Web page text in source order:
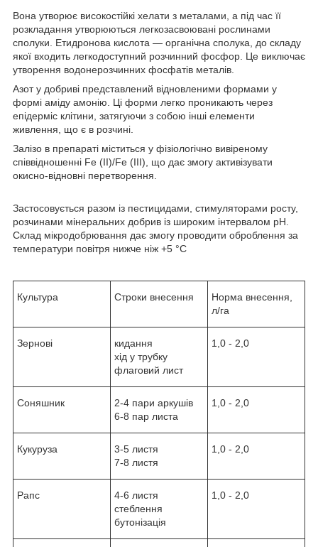
Вона утворює високостійкі хелати з металами, а під час її
розкладання утворюються легкозасвоювані рослинами
сполуки. Етидронова кислота — органічна сполука, до складу
якої входить легкодоступний розчинний фосфор. Це виключає
утворення водонерозчинних фосфатів металів.
Азот у добриві представлений відновленими формами у
формі аміду амонію. Ці форми легко проникають через
епідерміс клітини, затягуючи з собою інші елементи
живлення, що є в розчині.
Залізо в препараті міститься у фізіологічно вивіреному
співвідношенні Fe (II)/Fe (III), що дає змогу активізувати
окисно-відновні перетворення.
Застосовується разом із пестицидами, стимуляторами росту,
розчинами мінеральних добрив із широким інтервалом pH.
Склад мікродобрювання дає змогу проводити оброблення за
температури повітря нижче ніж +5 °C
Культура Строки внесення
Норма внесення,
л/га
Зернові
кидання
хід у трубку
флаговий лист
1,0 - 2,0
Соняшник
2-4 пари аркушів
6-8 пар листа
1,0 - 2,0
Кукуруза
3-5 листя
7-8 листя
1,0 - 2,0
Рапс
4-6 листя
стеблення
бутонізація
1,0 - 2,0